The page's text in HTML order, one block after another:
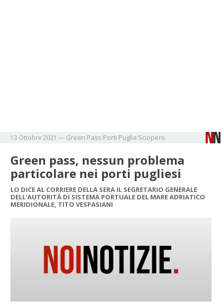
13 Ottobre 2021 — Green Pass Porti Puglia Sciopero
Green pass, nessun problema
particolare nei porti pugliesi
LO DICE AL CORRIERE DELLA SERA IL SEGRETARIO GENERALE
DELL’AUTORITÀ DI SISTEMA PORTUALE DEL MARE ADRIATICO
MERIDIONALE, TITO VESPASIANI